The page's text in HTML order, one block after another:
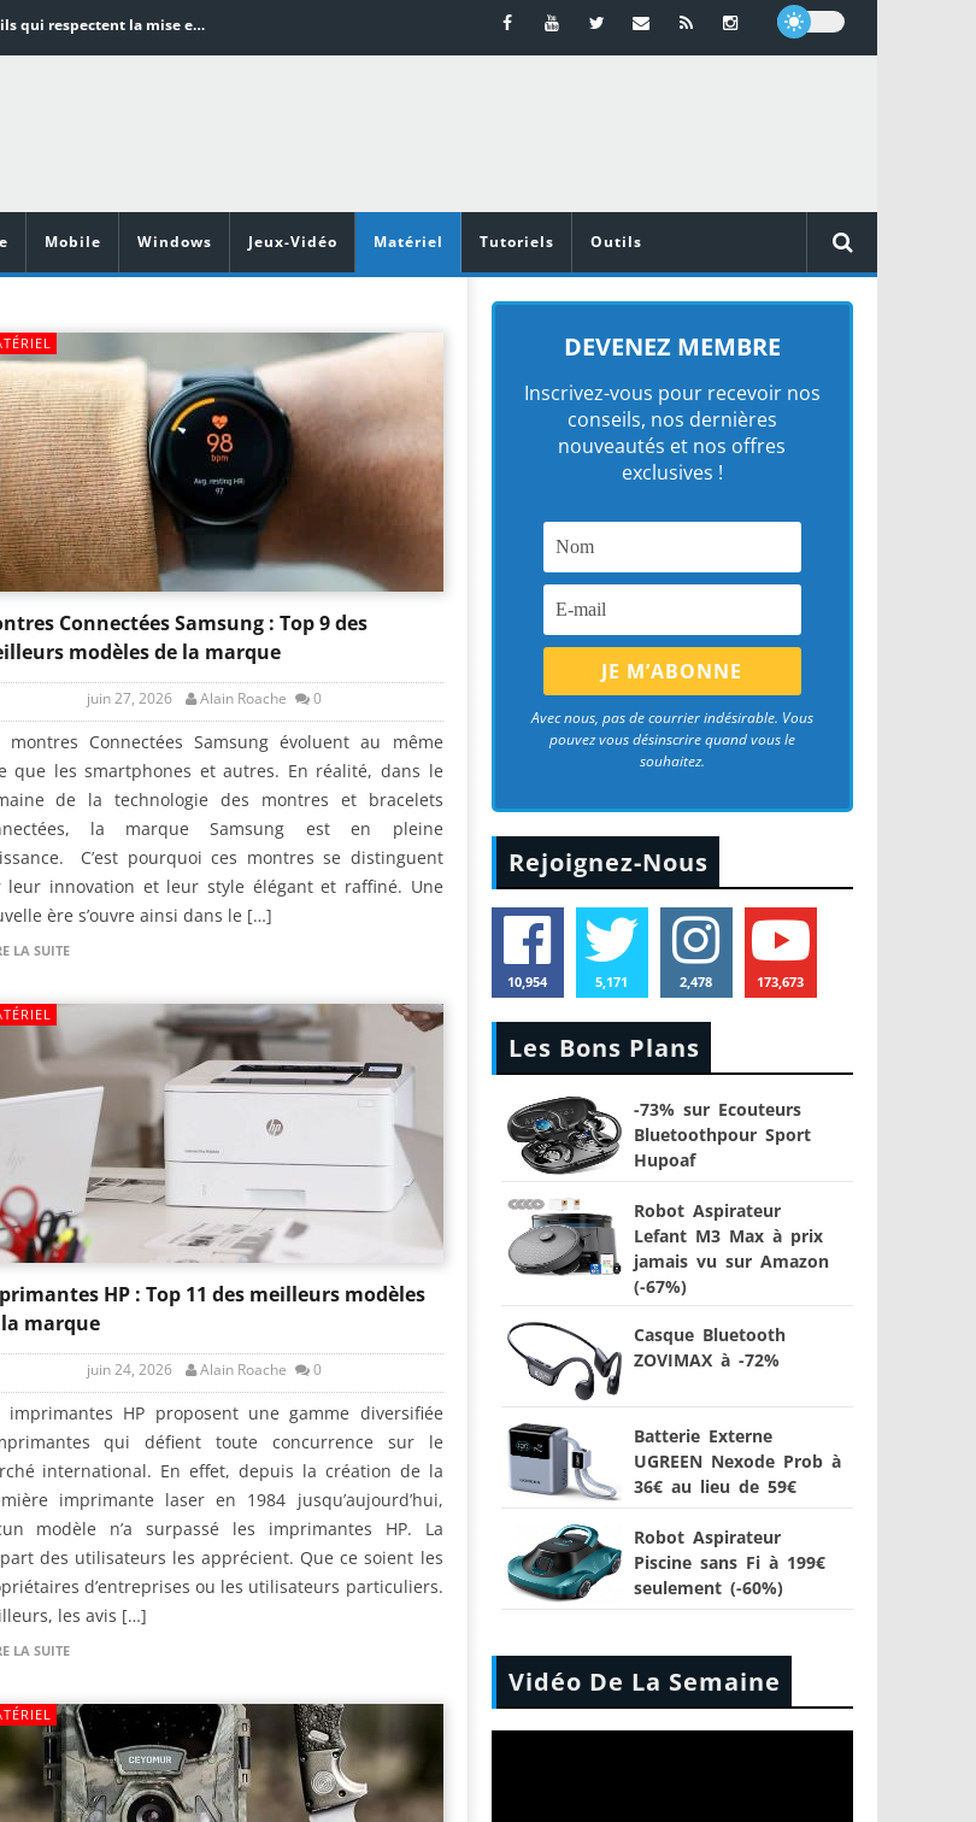
Word en PDF : les outils qui respectent la mise en page
Vidéoprojecteurs Asus : Top 6 des meilleurs modèles de la marque
Mobile Windows Jeux-Vidéo Matériel Tutoriels Outils
Connectées Samsung : Top 9 des
modèles de la marque
juin 27, 2026 Alain Roache 0
montres Connectées Samsung évoluent au même
que les smartphones et autres. En réalité, dans le
de la technologie des montres et bracelets
la marque Samsung est en pleine
C’est pourquoi ces montres se distinguent
leur innovation et leur style élégant et raffiné. Une
ère s’ouvre ainsi dans le […]
LA SUITE
HP : Top 11 des meilleurs modèles
marque
juin 24, 2026 Alain Roache 0
imprimantes HP proposent une gamme diversifiée
qui défient toute concurrence sur le
international. En effet, depuis la création de la
imprimante laser en 1984 jusqu’aujourd’hui,
modèle n’a surpassé les imprimantes HP. La
des utilisateurs les apprécient. Que ce soient les
d’entreprises ou les utilisateurs particuliers.
les avis […]
LA SUITE
DEVENEZ MEMBRE
Inscrivez-vous pour recevoir nos
conseils, nos dernières
nouveautés et nos offres
exclusives !
Avec nous, pas de courrier indésirable. Vous
pouvez vous désinscrire quand vous le
souhaitez.
Rejoignez-Nous
10,954 5,171 2,478 173,673
Les Bons Plans
-73% sur Ecouteurs
Bluetoothpour Sport
Hupoaf
Robot Aspirateur
Lefant M3 Max à prix
jamais vu sur Amazon
(-67%)
Casque Bluetooth
ZOVIMAX à -72%
Batterie Externe
UGREEN Nexode Prob à
36€ au lieu de 59€
Robot Aspirateur
Piscine sans Fi à 199€
seulement (-60%)
Vidéo De La Semaine